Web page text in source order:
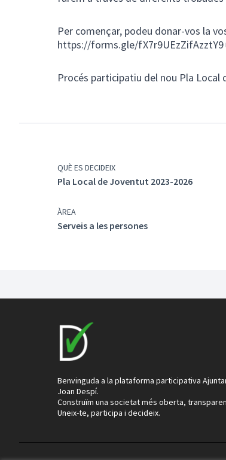
Per començar, podeu donar-vos la
https://forms.gle/fX7r9UEzZifAzztY9
Procés participatiu del nou Pla Local
QUÈ ES DECIDEIX
Pla Local de Joventut 2023-2026
ÀREA
Serveis a les persones
Benvinguda a la plataforma participativa
Joan Despí.
Construïm una societat més oberta,
Uneix-te, participa i decideix.